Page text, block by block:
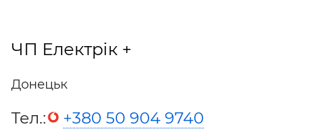
ЧП Електрік +
Донецьк
Тел.: +380 50 904 9740